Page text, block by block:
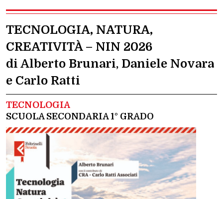
TECNOLOGIA, NATURA,
CREATIVITÀ – NIN 2026
di Alberto Brunari, Daniele Novara
e Carlo Ratti
TECNOLOGIA
SCUOLA SECONDARIA 1° GRADO